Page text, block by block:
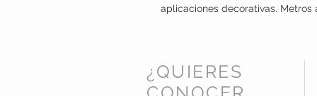
aplicaciones decorativas. Metros
¿QUIERES